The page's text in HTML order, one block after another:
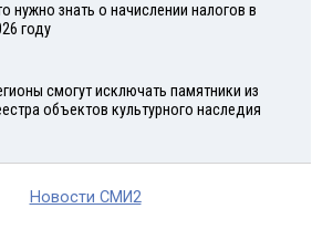
нужно знать о начислении налогов в
году
смогут исключать памятники из
объектов культурного наследия
Новости СМИ2